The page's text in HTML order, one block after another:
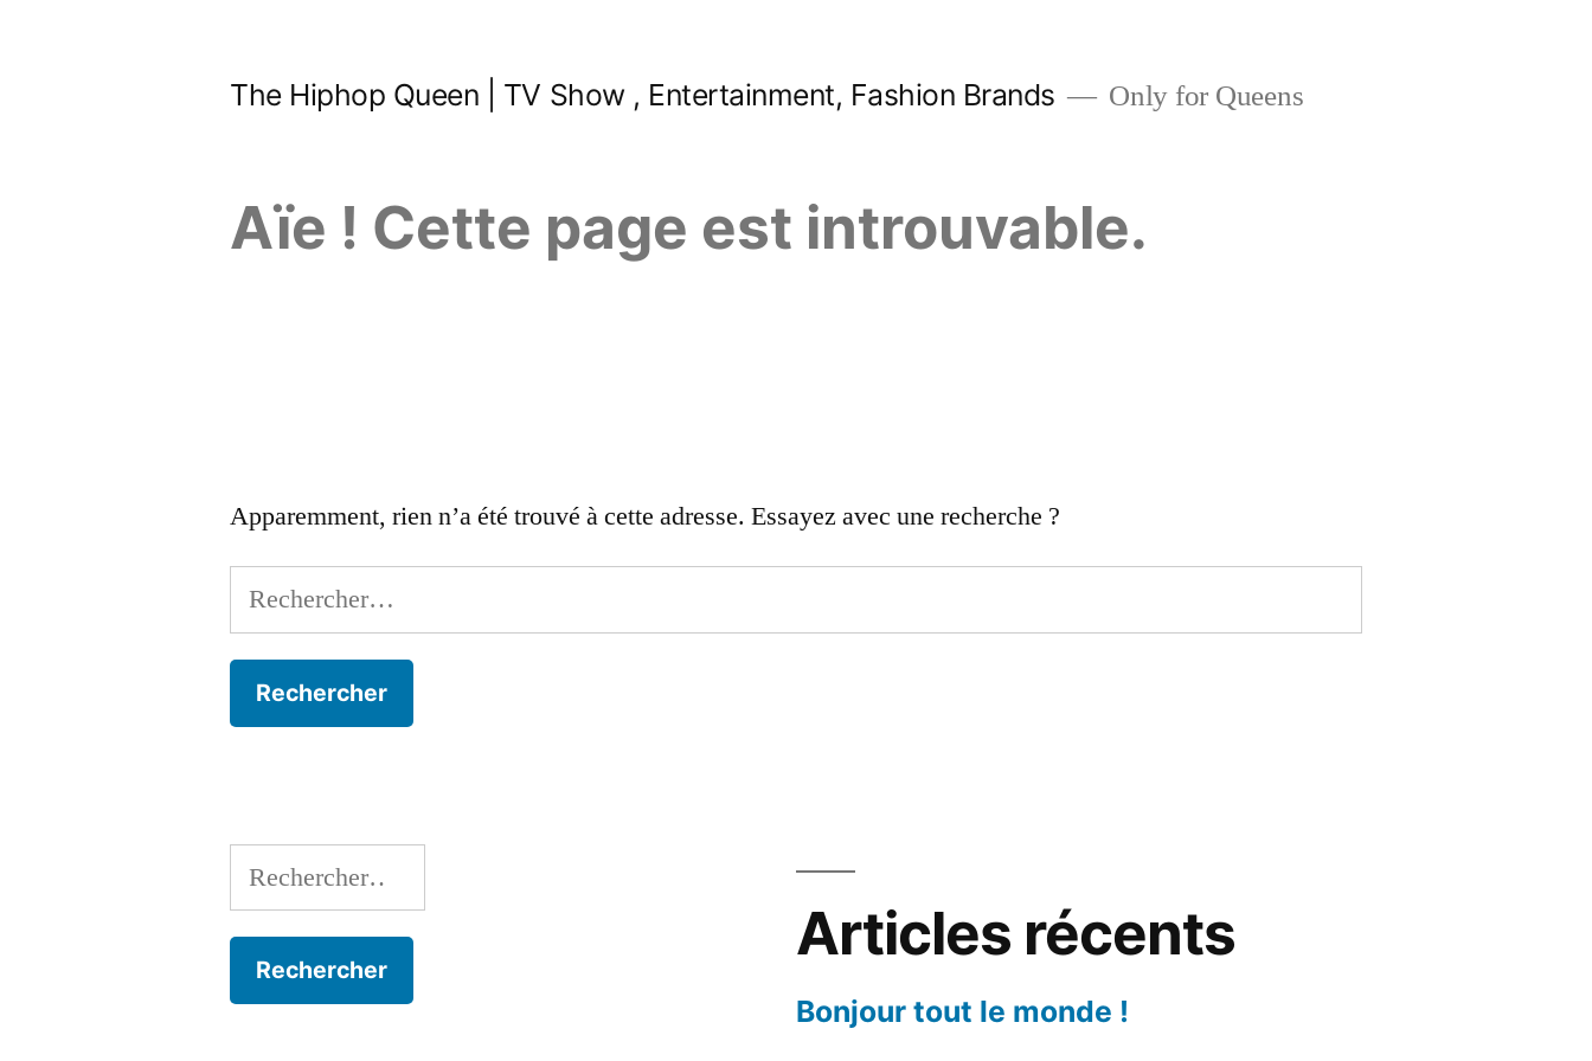
The Hiphop Queen | TV Show , Entertainment, Fashion Brands Only for Queens
Aïe ! Cette page est introuvable.
Apparemment, rien n’a été trouvé à cette adresse. Essayez avec une recherche ?
Rechercher :
Rechercher :
Articles récents
Bonjour tout le monde !